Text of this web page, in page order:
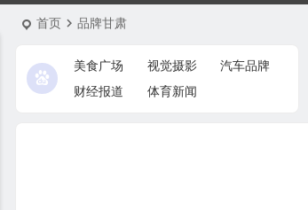
首页 品牌甘肃
美食广场 视觉摄影
汽车品牌
财经报道
体育新闻